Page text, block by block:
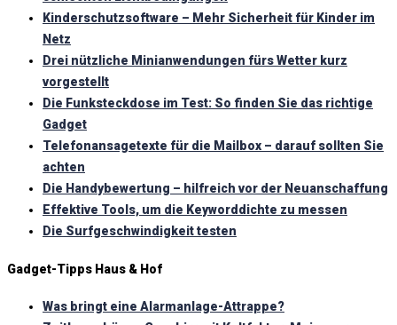
Kinderschutzsoftware – Mehr Sicherheit für Kinder im
Netz
Drei nützliche Minianwendungen fürs Wetter kurz
vorgestellt
Die Funksteckdose im Test: So finden Sie das richtige
Gadget
Telefonansagetexte für die Mailbox – darauf sollten Sie
achten
Die Handybewertung – hilfreich vor der Neuanschaffung
Effektive Tools, um die Keyworddichte zu messen
Die Surfgeschwindigkeit testen
Gadget-Tipps Haus & Hof
Was bringt eine Alarmanlage-Attrappe?